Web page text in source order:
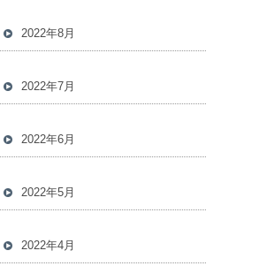
2022年8月
2022年7月
2022年6月
2022年5月
2022年4月